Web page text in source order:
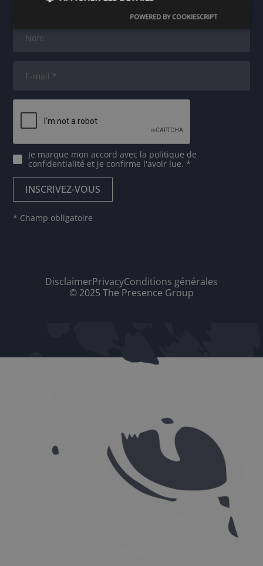
Je marque mon accord avec la politique de
confidentialité et je confirme l'avoir lue. *
* Champ obligatoire
DisclaimerPrivacyConditions générales
© 2025 The Presence Group
POWERED BY COOKIESCRIPT